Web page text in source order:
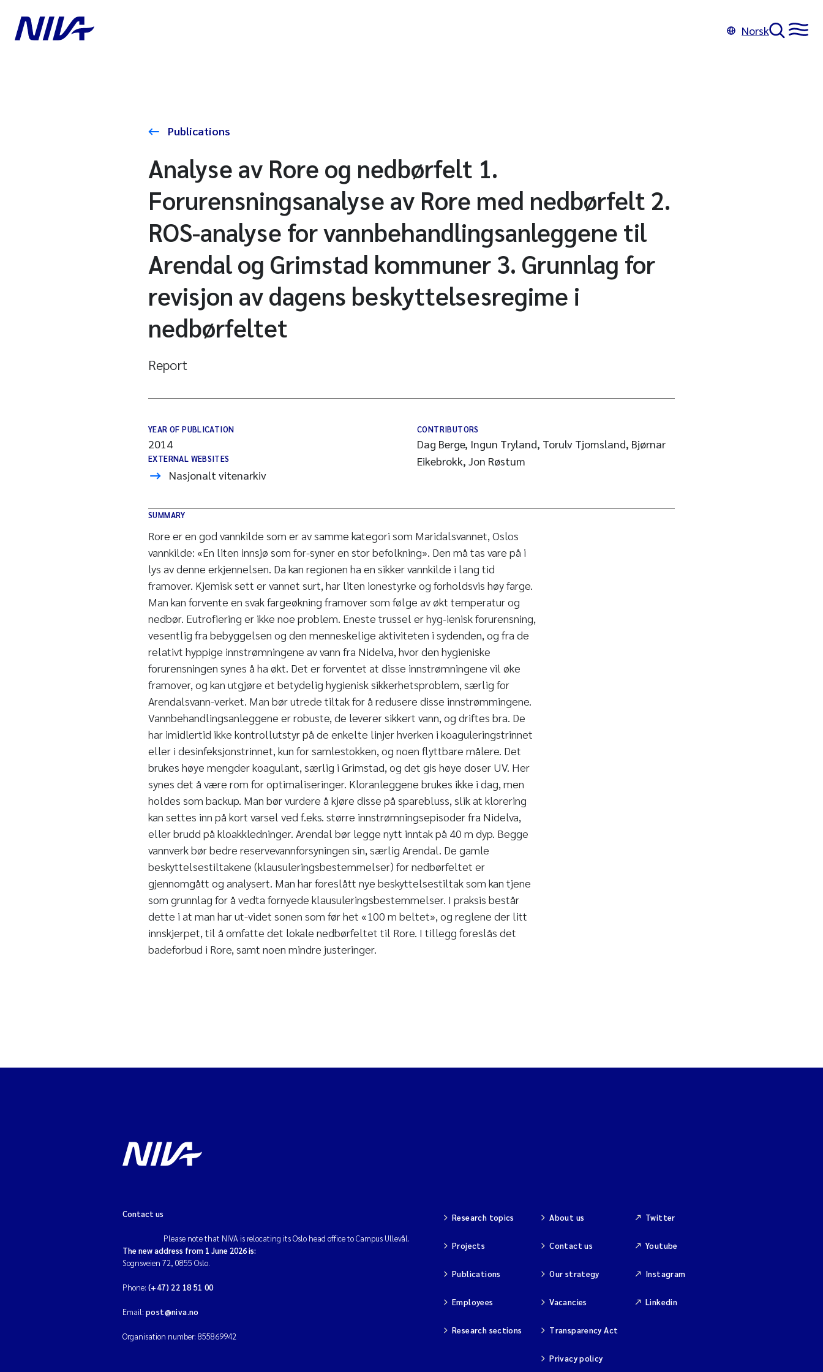
Norsk
Publications
Analyse av Rore og nedbørfelt 1.
Forurensningsanalyse av Rore med nedbørfelt 2.
ROS-analyse for vannbehandlingsanleggene til
Arendal og Grimstad kommuner 3. Grunnlag for
revisjon av dagens beskyttelsesregime i
nedbørfeltet
Report
YEAR OF PUBLICATION
2014
EXTERNAL WEBSITES
Nasjonalt vitenarkiv
CONTRIBUTORS
Dag Berge, Ingun Tryland, Torulv Tjomsland, Bjørnar
Eikebrokk, Jon Røstum
SUMMARY
Rore er en god vannkilde som er av samme kategori som Maridalsvannet, Oslos
vannkilde: «En liten innsjø som for-syner en stor befolkning». Den må tas vare på i
lys av denne erkjennelsen. Da kan regionen ha en sikker vannkilde i lang tid
framover. Kjemisk sett er vannet surt, har liten ionestyrke og forholdsvis høy farge.
Man kan forvente en svak fargeøkning framover som følge av økt temperatur og
nedbør. Eutrofiering er ikke noe problem. Eneste trussel er hyg-ienisk forurensning,
vesentlig fra bebyggelsen og den menneskelige aktiviteten i sydenden, og fra de
relativt hyppige innstrømningene av vann fra Nidelva, hvor den hygieniske
forurensningen synes å ha økt. Det er forventet at disse innstrømningene vil øke
framover, og kan utgjøre et betydelig hygienisk sikkerhetsproblem, særlig for
Arendalsvann-verket. Man bør utrede tiltak for å redusere disse innstrømmingene.
Vannbehandlingsanleggene er robuste, de leverer sikkert vann, og driftes bra. De
har imidlertid ikke kontrollutstyr på de enkelte linjer hverken i koaguleringstrinnet
eller i desinfeksjonstrinnet, kun for samlestokken, og noen flyttbare målere. Det
brukes høye mengder koagulant, særlig i Grimstad, og det gis høye doser UV. Her
synes det å være rom for optimaliseringer. Kloranleggene brukes ikke i dag, men
holdes som backup. Man bør vurdere å kjøre disse på sparebluss, slik at klorering
kan settes inn på kort varsel ved f.eks. større innstrømningsepisoder fra Nidelva,
eller brudd på kloakkledninger. Arendal bør legge nytt inntak på 40 m dyp. Begge
vannverk bør bedre reservevannforsyningen sin, særlig Arendal. De gamle
beskyttelsestiltakene (klausuleringsbestemmelser) for nedbørfeltet er
gjennomgått og analysert. Man har foreslått nye beskyttelsestiltak som kan tjene
som grunnlag for å vedta fornyede klausuleringsbestemmelser. I praksis består
dette i at man har ut-videt sonen som før het «100 m beltet», og reglene der litt
innskjerpet, til å omfatte det lokale nedbørfeltet til Rore. I tillegg foreslås det
badeforbud i Rore, samt noen mindre justeringer.
Contact us
Please note that NIVA is relocating its Oslo head office to Campus Ullevål.
The new address from 1 June 2026 is:
Sognsveien 72, 0855 Oslo.
Phone: (+47) 22 18 51 00
Email: post@niva.no
Organisation number: 855869942
Research topics
Projects
Publications
Employees
Research sections
About us
Contact us
Our strategy
Vacancies
Transparency Act
Privacy policy
Twitter
Youtube
Instagram
Linkedin